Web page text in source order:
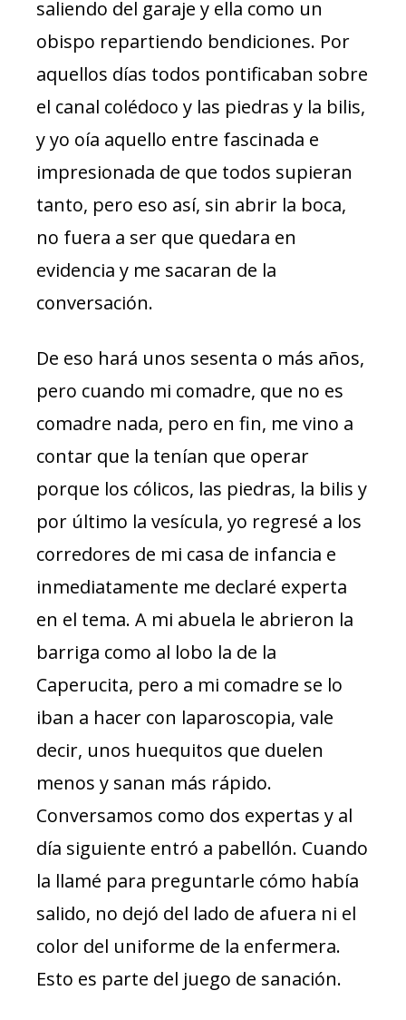
saliendo del garaje y ella como un
obispo repartiendo bendiciones. Por
aquellos días todos pontificaban sobre
el canal colédoco y las piedras y la bilis,
y yo oía aquello entre fascinada e
impresionada de que todos supieran
tanto, pero eso así, sin abrir la boca,
no fuera a ser que quedara en
evidencia y me sacaran de la
conversación.
De eso hará unos sesenta o más años,
pero cuando mi comadre, que no es
comadre nada, pero en fin, me vino a
contar que la tenían que operar
porque los cólicos, las piedras, la bilis y
por último la vesícula, yo regresé a los
corredores de mi casa de infancia e
inmediatamente me declaré experta
en el tema. A mi abuela le abrieron la
barriga como al lobo la de la
Caperucita, pero a mi comadre se lo
iban a hacer con laparoscopia, vale
decir, unos huequitos que duelen
menos y sanan más rápido.
Conversamos como dos expertas y al
día siguiente entró a pabellón. Cuando
la llamé para preguntarle cómo había
salido, no dejó del lado de afuera ni el
color del uniforme de la enfermera.
Esto es parte del juego de sanación.